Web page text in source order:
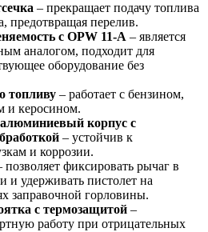
– прекращает подачу топлива
предотвращая перелив.
с OPW 11-A – является
аналогом, подходит для
оборудование без
топливу – работает с бензином,
и керосином.
корпус с
– устойчив к
и коррозии.
позволяет фиксировать рычаг в
и удерживать пистолет на
заправочной горловины.
с термозащитой –
работу при отрицательных